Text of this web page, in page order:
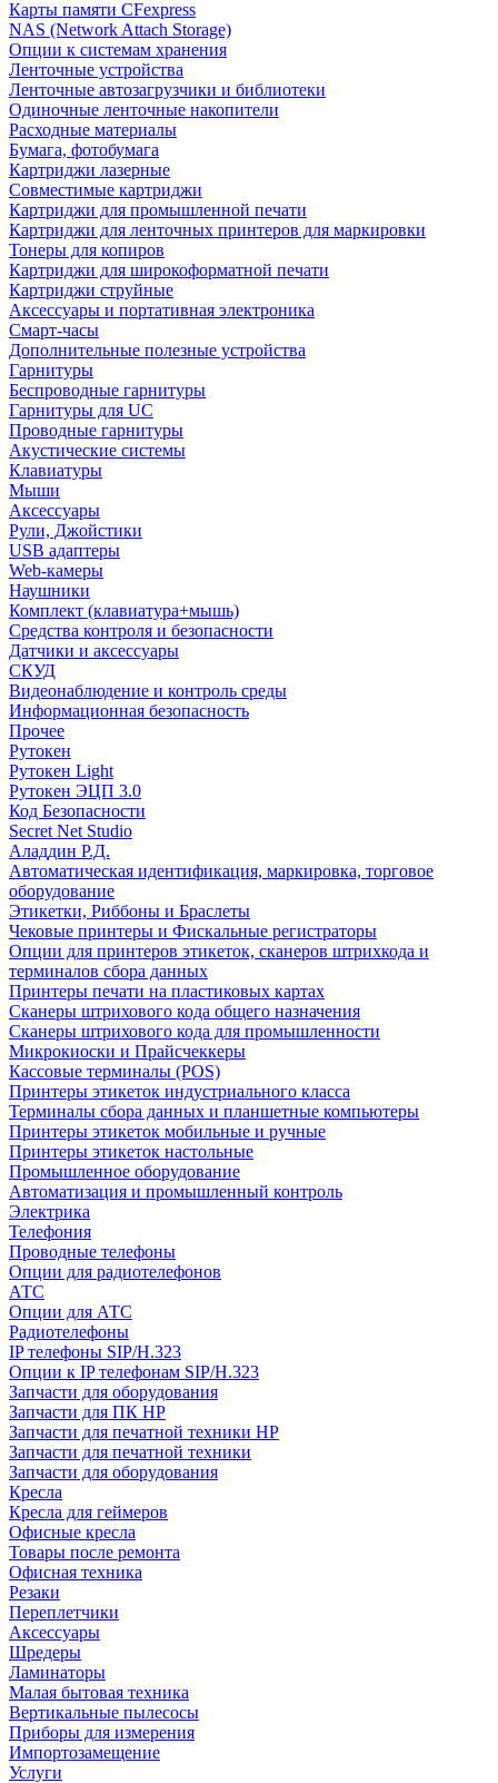
Карты памяти CFexpress
NAS (Network Attach Storage)
Опции к системам хранения
Ленточные устройства
Ленточные автозагрузчики и библиотеки
Одиночные ленточные накопители
Расходные материалы
Бумага, фотобумага
Картриджи лазерные
Совместимые картриджи
Картриджи для промышленной печати
Картриджи для ленточных принтеров для маркировки
Тонеры для копиров
Картриджи для широкоформатной печати
Картриджи струйные
Аксессуары и портативная электроника
Смарт-часы
Дополнительные полезные устройства
Гарнитуры
Беспроводные гарнитуры
Гарнитуры для UC
Проводные гарнитуры
Акустические системы
Клавиатуры
Мыши
Аксессуары
Рули, Джойстики
USB адаптеры
Web-камеры
Наушники
Комплект (клавиатура+мышь)
Средства контроля и безопасности
Датчики и аксессуары
СКУД
Видеонаблюдение и контроль среды
Информационная безопасность
Прочее
Рутокен
Рутокен Light
Рутокен ЭЦП 3.0
Код Безопасности
Secret Net Studio
Аладдин Р.Д.
Автоматическая идентификация, маркировка, торговое
оборудование
Этикетки, Риббоны и Браслеты
Чековые принтеры и Фискальные регистраторы
Опции для принтеров этикеток, сканеров штрихкода и
терминалов сбора данных
Принтеры печати на пластиковых картах
Сканеры штрихового кода общего назначения
Сканеры штрихового кода для промышленности
Микрокиоски и Прайсчеккеры
Кассовые терминалы (POS)
Принтеры этикеток индустриального класса
Терминалы сбора данных и планшетные компьютеры
Принтеры этикеток мобильные и ручные
Принтеры этикеток настольные
Промышленное оборудование
Автоматизация и промышленный контроль
Электрика
Телефония
Проводные телефоны
Опции для радиотелефонов
АТС
Опции для АТС
Радиотелефоны
IP телефоны SIP/H.323
Опции к IP телефонам SIP/H.323
Запчасти для оборудования
Запчасти для ПК HP
Запчасти для печатной техники HP
Запчасти для печатной техники
Запчасти для оборудования
Кресла
Кресла для геймеров
Офисные кресла
Товары после ремонта
Офисная техника
Резаки
Переплетчики
Аксессуары
Шредеры
Ламинаторы
Малая бытовая техника
Вертикальные пылесосы
Приборы для измерения
Импортозамещение
Услуги